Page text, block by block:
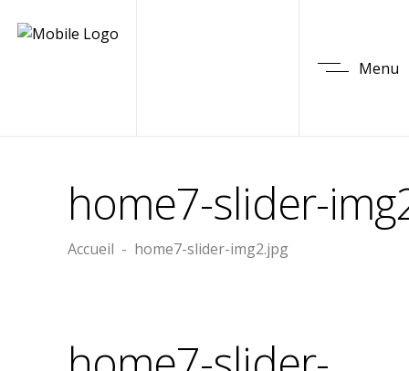
Menu
home7-slider-
Accueil - home7-slider-img2.jpg